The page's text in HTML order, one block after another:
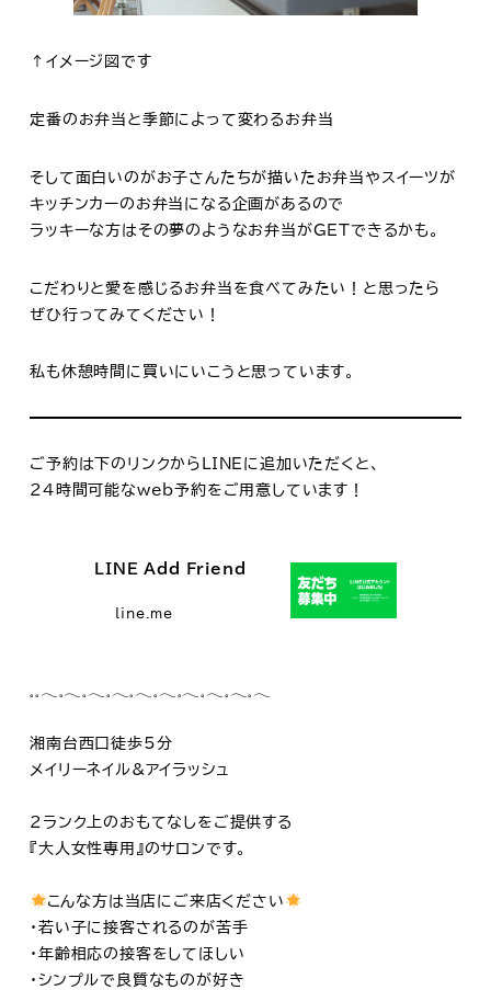
↑イメージ図です
定番のお弁当と季節によって変わるお弁当
そして面白いのがお子さんたちが描いたお弁当やスイーツが
キッチンカーのお弁当になる企画があるので
ラッキーな方はその夢のようなお弁当がGETできるかも。
こだわりと愛を感じるお弁当を食べてみたい！と思ったら
ぜひ行ってみてください！
私も休憩時間に買いにいこうと思っています。
ご予約は下のリンクからLINEに追加いただくと、
24時間可能なweb予約をご用意しています！
LINE Add Friend
line.me
𓈒𓈒𓂃𓈒𓂃𓈒𓂃𓈒𓂃𓈒𓂃𓈒𓂃𓈒𓂃𓈒𓂃𓈒𓂃𓈒𓂃
湘南台西口徒歩5分
メイリーネイル&アイラッシュ
2ランク上のおもてなしをご提供する
『大人女性専用』のサロンです。
こんな方は当店にご来店ください
・若い子に接客されるのが苦手
・年齢相応の接客をしてほしい
・シンプルで良質なものが好き